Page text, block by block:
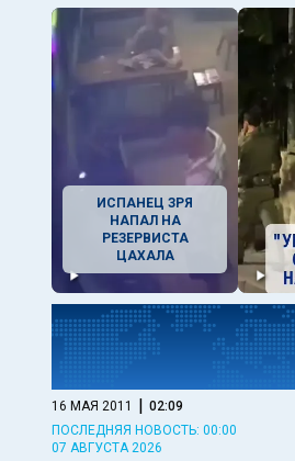
ИСПАНЕЦ ЗРЯ
НАПАЛ НА
РЕЗЕРВИСТА
ЦАХАЛА
16 МАЯ 2011 | 02:09
ПОСЛЕДНЯЯ НОВОСТЬ: 00:00
07 АВГУСТА 2026